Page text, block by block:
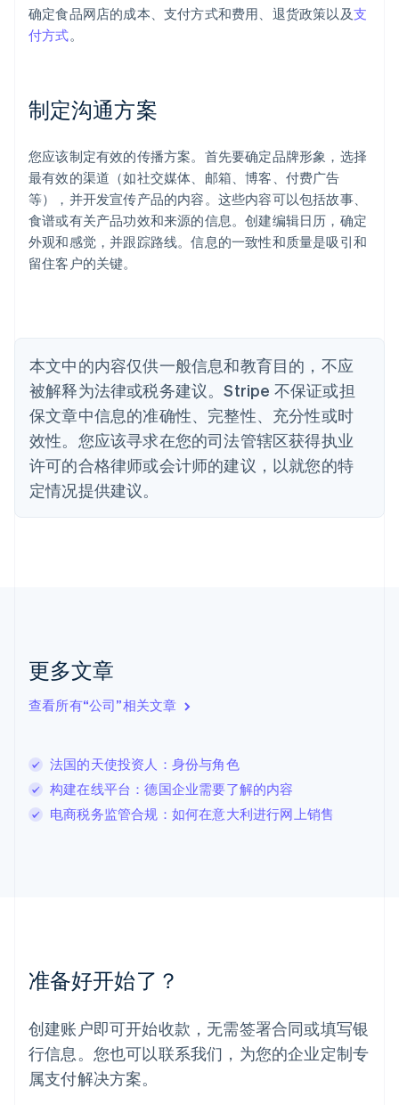
确定食品网店的成本、支付方式和费用、退货政策以及支
付方式。
制定沟通方案
您应该制定有效的传播方案。首先要确定品牌形象，选择
最有效的渠道（如社交媒体、邮箱、博客、付费广告
等），并开发宣传产品的内容。这些内容可以包括故事、
食谱或有关产品功效和来源的信息。创建编辑日历，确定
外观和感觉，并跟踪路线。信息的一致性和质量是吸引和
留住客户的关键。
本文中的内容仅供一般信息和教育目的，不应
被解释为法律或税务建议。Stripe 不保证或担
保文章中信息的准确性、完整性、充分性或时
效性。您应该寻求在您的司法管辖区获得执业
许可的合格律师或会计师的建议，以就您的特
定情况提供建议。
更多文章
查看所有“公司”相关文章
法国的天使投资人：身份与角色
构建在线平台：德国企业需要了解的内容
电商税务监管合规：如何在意大利进行网上销售
准备好开始了？
创建账户即可开始收款，无需签署合同或填写银
行信息。您也可以联系我们，为您的企业定制专
属支付解决方案。
阿联酋
爱沙尼亚
奥地利
Deutsch English
澳大利亚
English
巴西
Português English
保加利亚
English
丹麦
德国
DeutschEnglish
法国
FrançaisEnglish
芬兰
EnglishSvenska
English
English
卢森堡
罗马尼亚
English
挪威
葡萄牙
Português English
日本
日本語English
瑞典